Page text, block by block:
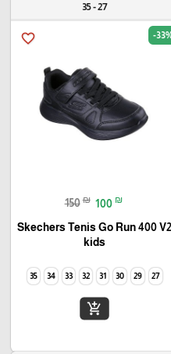
27 - 35
favorite_border -
150 ₪ 100 ₪
Skechers Tenis Go Run 400 V2
kids
27
29
30
31
32
33
34
35
add_shopping_cart